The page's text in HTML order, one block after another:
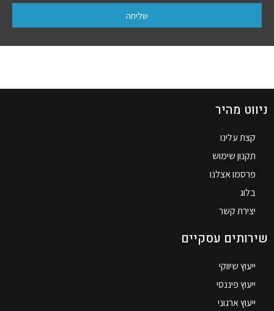
שליחה
ניווט מהיר
קצת עלינו
תקנון שימוש
פרסמו אצלנו
בלוג
יצירת קשר
שירותים עסקיים
ייעוץ שיווקי
ייעוץ פיננסי
ייעוץ ארגוני